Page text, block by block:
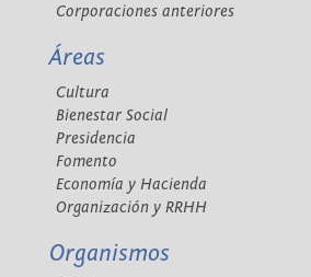
Corporaciones anteriores
Áreas
Cultura
Bienestar Social
Presidencia
Fomento
Economía y Hacienda
Organización y RRHH
Organismos